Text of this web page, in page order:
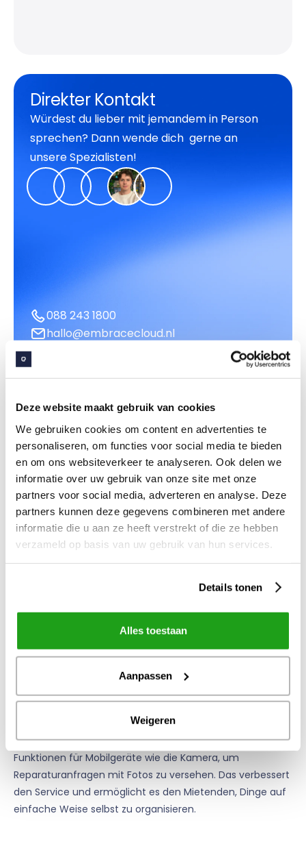
Deze website maakt gebruik van cookies
We gebruiken cookies om content en advertenties te
personaliseren, om functies voor social media te bieden
en om ons websiteverkeer te analyseren. Ook delen we
informatie over uw gebruik van onze site met onze
partners voor social media, adverteren en analyse. Deze
partners kunnen deze gegevens combineren met andere
informatie die u aan ze heeft verstrekt of die ze hebben
verzameld op basis van uw gebruik van hun services.
Details tonen
Alles toestaan
Aanpassen
Weigeren
Direkter Kontakt
Würdest du lieber mit jemandem in Person
sprechen? Dann wende dich gerne an
unsere Spezialisten!
088 243 1800
hallo@embracecloud.nl
Viel gestellte
Fragen
Ist deine Frage nicht aufgeführt? Dann nimm
gerne Kontakt mit uns auf!
Alle häufig gestellten Fragen
Wie bietet die Embrace App eine bessere
Benutzererfahrung?
Benutzerkomfort zu erhöhen. Mietende können von
überall und zu jeder Zeit über ihr Mobilgerät auf ihre
Mietgegenstände zugreifen. Die App nutzt native
Funktionen für Mobilgeräte wie die Kamera, um
Reparaturanfragen mit Fotos zu versehen. Das verbessert
den Service und ermöglicht es den Mietenden, Dinge auf
einfache Weise selbst zu organisieren.